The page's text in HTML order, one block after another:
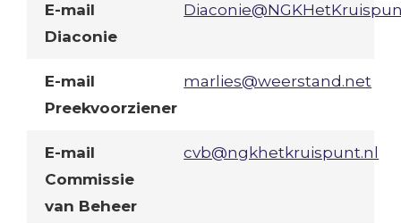
E-mail
Diaconie
E-mail
Preekvoorziener
marlies@weerstand.net
E-mail
Commissie
van Beheer
cvb@ngkhetkruispunt.nl